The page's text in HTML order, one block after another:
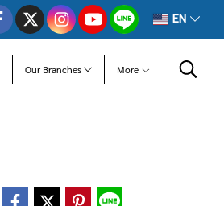
EN
Our Branches More